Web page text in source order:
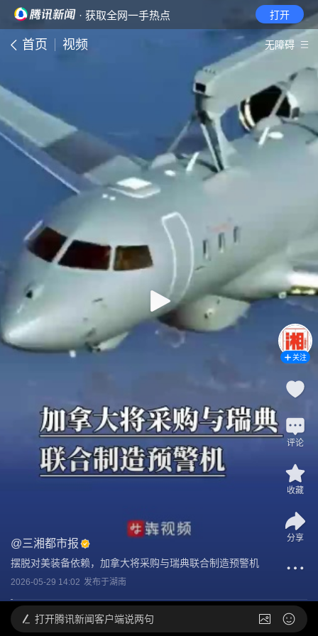
· 获取全网一手热点 打开
首页 视频 无障碍
@三湘都市报
摆脱对美装备依赖，加拿大将采购与瑞典联合制造预警机
2026-05-29 14:02 发布于湖南
关注
评论
收藏
分享
打开腾讯新闻客户端说两句